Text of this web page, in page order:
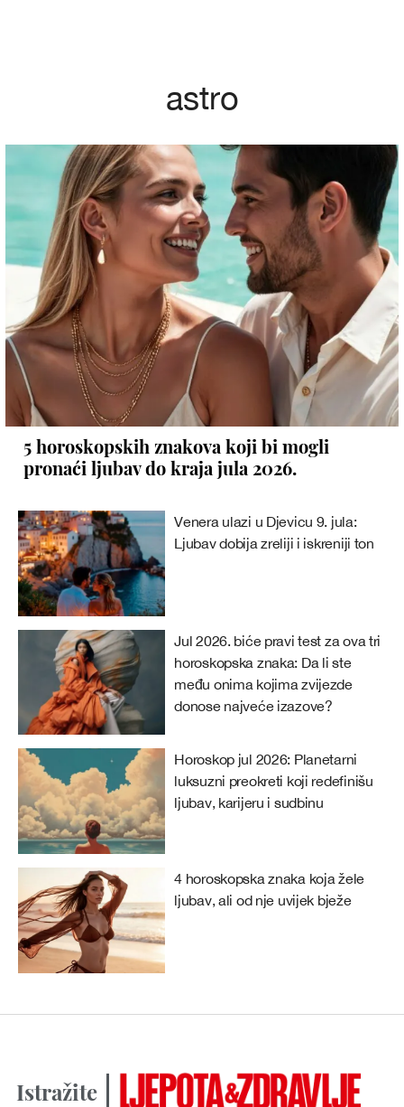
astro
5 horoskopskih znakova koji bi mogli
pronaći ljubav do kraja jula 2026.
Venera ulazi u Djevicu 9. jula:
Ljubav dobija zreliji i iskreniji ton
Jul 2026. biće pravi test za ova tri
horoskopska znaka: Da li ste
među onima kojima zvijezde
donose najveće izazove?
Horoskop jul 2026: Planetarni
luksuzni preokreti koji redefinišu
ljubav, karijeru i sudbinu
4 horoskopska znaka koja žele
ljubav, ali od nje uvijek bježe
Istražite